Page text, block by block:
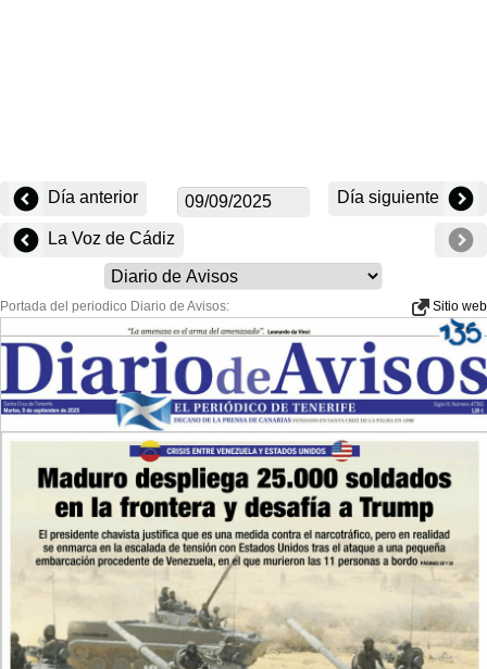
Día anterior Día siguiente
La Voz de Cádiz
Portada del periodico Diario de Avisos: Sitio web